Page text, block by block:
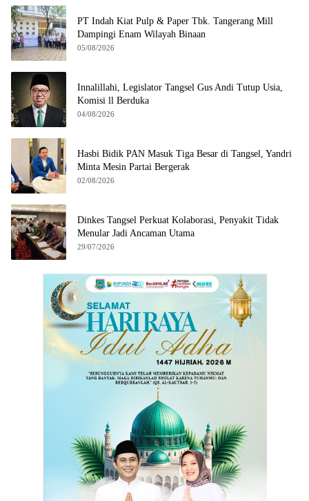
PT Indah Kiat Pulp & Paper Tbk. Tangerang Mill
Dampingi Enam Wilayah Binaan
05/08/2026
Innalillahi, Legislator Tangsel Gus Andi Tutup Usia,
Komisi ll Berduka
04/08/2026
Hasbi Bidik PAN Masuk Tiga Besar di Tangsel, Yandri
Minta Mesin Partai Bergerak
02/08/2026
Dinkes Tangsel Perkuat Kolaborasi, Penyakit Tidak
Menular Jadi Ancaman Utama
29/07/2026